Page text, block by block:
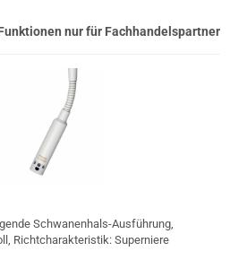
nur für Fachhandelspartner
Schwanenhals-Ausführung,
Richtcharakteristik: Superniere